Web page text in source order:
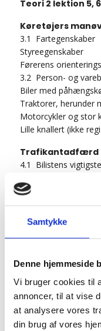
Samtykke
Denne hjemmeside
Vi bruger cookies til
annoncer, til at vise
at analysere vores
din brug af vores
Teori 2 lektion 5,
Køretøjers
3.1 Fartegenskaber
Styreegenskaber
Førerens
3.2 Person- og
Biler med
Traktorer, herunder
Motorcykler og stor
Lille knallert (ikke
Trafikantadfærd
4.1 Bilistens
Opfattelses- og
Forbedring af
Mobiltelefoners
4.2 Syns- og
4.3 Bedømmelse af
Bedømmelse af
4.4 Alkohol og
Sygdom, medicin,
4.5 Ulykker, alder
Aldersbetingede